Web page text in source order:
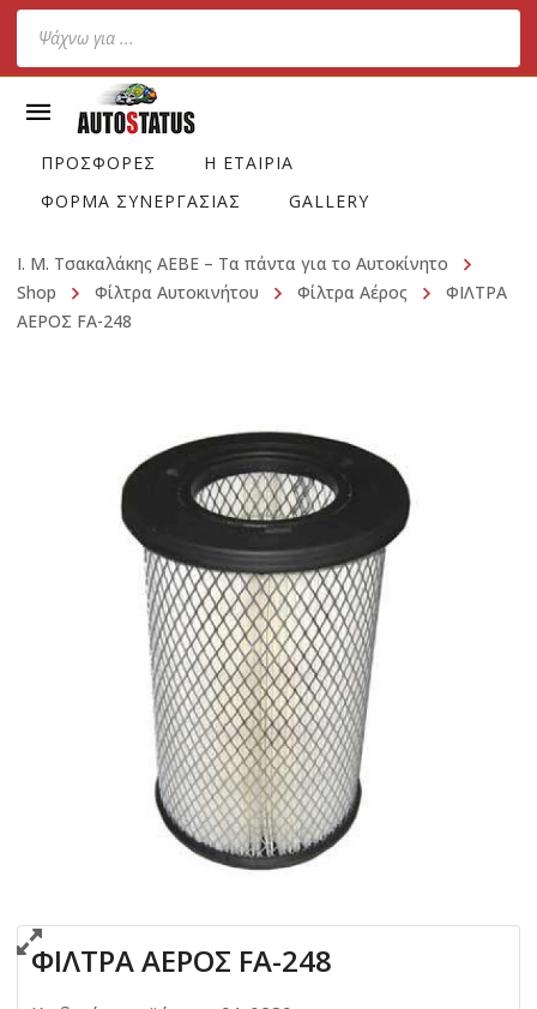
Products
search
ΠΡΟΣΦΟΡΕΣ
Η ΕΤΑΙΡΙΑ
ΦΟΡΜΑ ΣΥΝΕΡΓΑΣΙΑΣ
GALLERY
Ι. Μ. Τσακαλάκης ΑΕΒΕ – Τα πάντα για το Αυτοκίνητο
Shop
Φίλτρα Αυτοκινήτου Φίλτρα Αέρος
ΦΙΛΤΡΑ
ΑΕΡΟΣ FA-248
ΦΙΛΤΡΑ ΑΕΡΟΣ FA-248